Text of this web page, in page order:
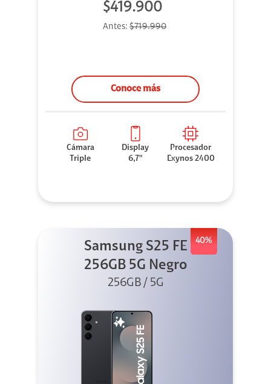
$419.900
Antes: $719.990
Conoce más
Cámara
Triple
Display
6,7"
Procesador
Exynos 2400
40%
Samsung S25 FE
256GB 5G Negro
256GB / 5G